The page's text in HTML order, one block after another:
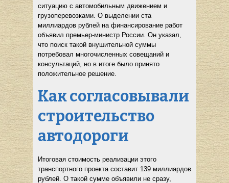
ситуацию с автомобильным движением и
грузоперевозками. О выделении ста
миллиардов рублей на финансирование работ
объявил премьер-министр России. Он указал,
что поиск такой внушительной суммы
потребовал многочисленных совещаний и
консультаций, но в итоге было принято
положительное решение.
Как согласовывали
строительство
автодороги
Итоговая стоимость реализации этого
транспортного проекта составит 139 миллиардов
рублей. О такой сумме объявили не сразу,